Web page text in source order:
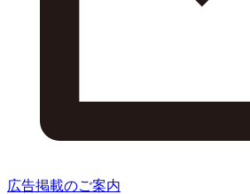
広告掲載のご案内